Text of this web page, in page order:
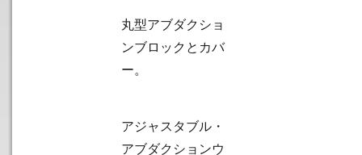
丸型アブダクショ
ンブロックとカバ
ー。
アジャスタブル・
アブダクションウ